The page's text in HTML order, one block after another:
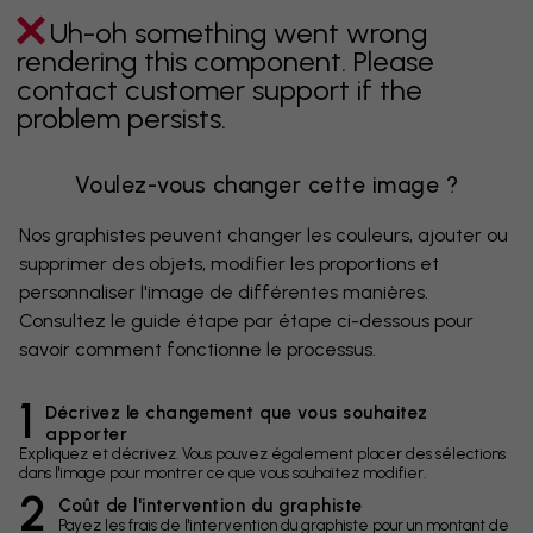
Uh-oh something went wrong
rendering this component. Please
contact customer support if the
problem persists.
Voulez-vous changer cette image ?
Nos graphistes peuvent changer les couleurs, ajouter ou
supprimer des objets, modifier les proportions et
personnaliser l'image de différentes manières.
Consultez le guide étape par étape ci-dessous pour
savoir comment fonctionne le processus.
1
Décrivez le changement que vous souhaitez
apporter
Expliquez et décrivez. Vous pouvez également placer des sélections
dans l'image pour montrer ce que vous souhaitez modifier.
2 Coût de l'intervention du graphiste
Payez les frais de l'intervention du graphiste pour un montant de